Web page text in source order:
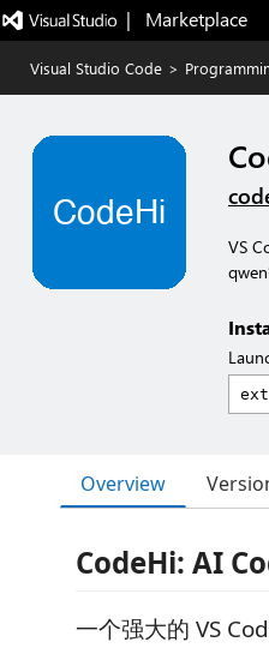
|   Marketplace
Visual Studio Code >
VS
Overview
CodeHi: AI
一个强大的 VS